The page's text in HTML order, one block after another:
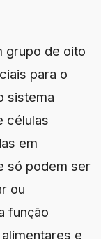
grupo de oito
para o
sistema
células
em
só podem ser
ou
função
e